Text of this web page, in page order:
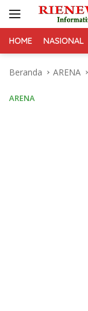
HOME NASIONAL
Beranda ARENA
ARENA